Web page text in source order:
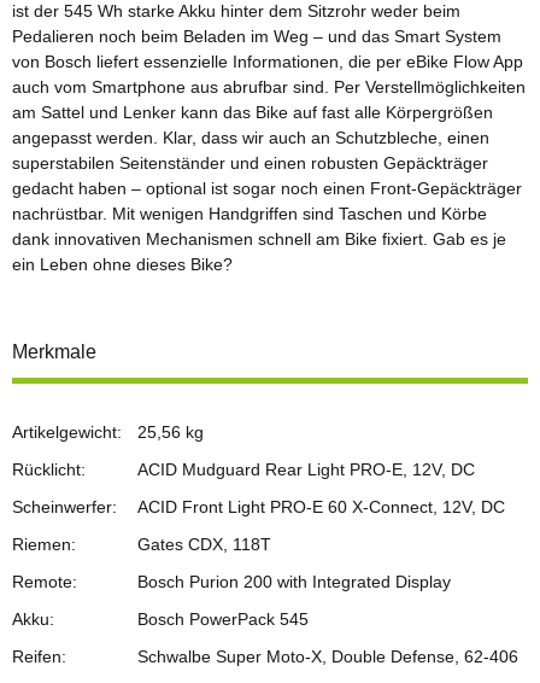
ist der 545 Wh starke Akku hinter dem Sitzrohr weder beim
Pedalieren noch beim Beladen im Weg – und das Smart System
von Bosch liefert essenzielle Informationen, die per eBike Flow App
auch vom Smartphone aus abrufbar sind. Per Verstellmöglichkeiten
am Sattel und Lenker kann das Bike auf fast alle Körpergrößen
angepasst werden. Klar, dass wir auch an Schutzbleche, einen
superstabilen Seitenständer und einen robusten Gepäckträger
gedacht haben – optional ist sogar noch einen Front-Gepäckträger
nachrüstbar. Mit wenigen Handgriffen sind Taschen und Körbe
dank innovativen Mechanismen schnell am Bike fixiert. Gab es je
ein Leben ohne dieses Bike?
Merkmale
Artikelgewicht: 25,56 kg
Rücklicht:
ACID Mudguard Rear Light PRO-E, 12V, DC
Scheinwerfer:
ACID Front Light PRO-E 60 X-Connect, 12V, DC
Riemen:
Gates CDX, 118T
Remote:
Bosch Purion 200 with Integrated Display
Akku:
Bosch PowerPack 545
Reifen:
Schwalbe Super Moto-X, Double Defense, 62-406